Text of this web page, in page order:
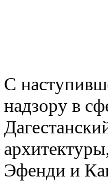
С
надзору в
Эфенди и